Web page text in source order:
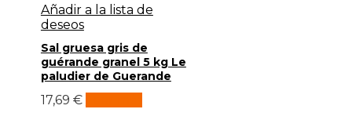
Añadir a la lista de
deseos
Sal gruesa gris de
guérande granel 5 kg Le
paludier de Guerande
17,69 €